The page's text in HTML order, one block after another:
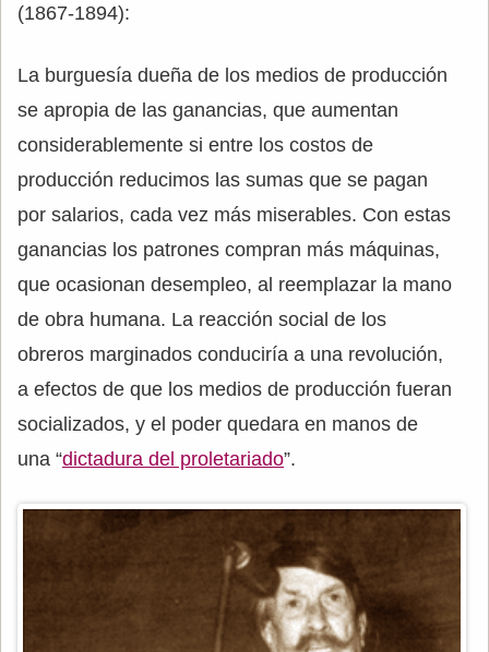
(1867-1894):
La burguesía dueña de los medios de producción
se apropia de las ganancias, que aumentan
considerablemente si entre los costos de
producción reducimos las sumas que se pagan
por salarios, cada vez más miserables. Con estas
ganancias los patrones compran más máquinas,
que ocasionan desempleo, al reemplazar la mano
de obra humana. La reacción social de los
obreros marginados conduciría a una revolución,
a efectos de que los medios de producción fueran
socializados, y el poder quedara en manos de
una “dictadura del proletariado”.